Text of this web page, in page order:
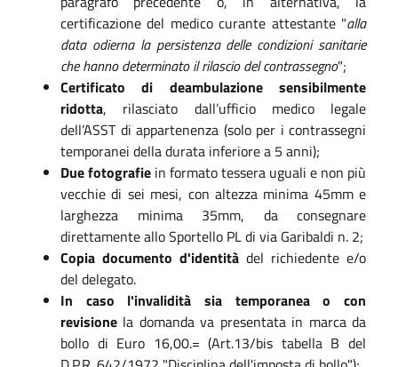
certificazione del medico curante attestante "alla
data odierna la persistenza delle condizioni sanitarie
che hanno determinato il rilascio del contrassegno";
Certificato di deambulazione sensibilmente
ridotta, rilasciato dall’ufficio medico legale
dell’ASST di appartenenza (solo per i contrassegni
temporanei della durata inferiore a 5 anni);
Due fotografie in formato tessera uguali e non più
vecchie di sei mesi, con altezza minima 45mm e
larghezza minima 35mm, da consegnare
direttamente allo Sportello PL di via Garibaldi n. 2;
Copia documento d'identità del richiedente e/o
del delegato.
In caso l'invalidità sia temporanea o con
revisione la domanda va presentata in marca da
bollo di Euro 16,00.= (Art.13/bis tabella B del